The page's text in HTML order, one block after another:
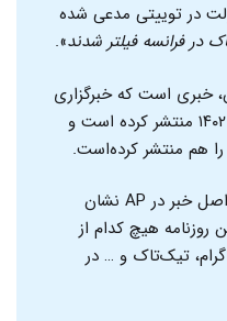
در توییتی مدعی شده
در فرانسه فیلتر شدند».
خبری است که خبرگزاری
آسوشیتدپرس در ۴ فروردین ۱۴۰۲ منتشر کرده است و
هم منتشر کرده‌است.
هم تصویر روزنامه ایران هم اصل خبر در AP نشان
هیچ کدام از
تیک‌تاک و … در